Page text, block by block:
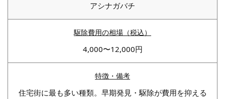
アシナガバチ
4,000〜12,000円
住宅街に最も多い種類。早期発見・駆除が費用を抑える